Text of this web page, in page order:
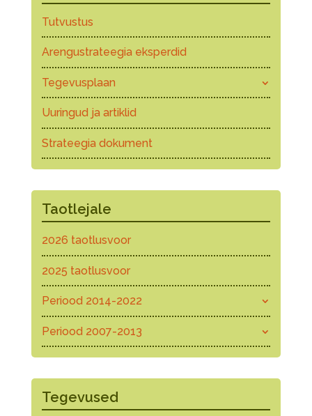
Tutvustus
Arengustrateegia eksperdid
Tegevusplaan
Uuringud ja artiklid
Strateegia dokument
Taotlejale
2026 taotlusvoor
2025 taotlusvoor
Periood 2014-2022
Periood 2007-2013
Tegevused